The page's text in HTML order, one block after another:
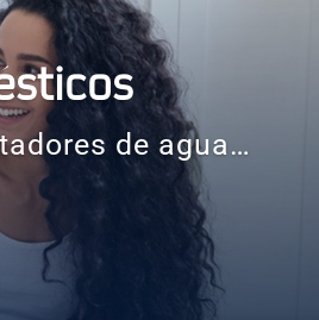
de agua…